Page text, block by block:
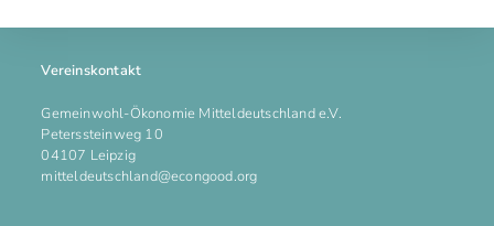
Vereinskontakt
Gemeinwohl-Ökonomie Mitteldeutschland e.V.
Peterssteinweg 10
04107 Leipzig
mitteldeutschland@econgood.org